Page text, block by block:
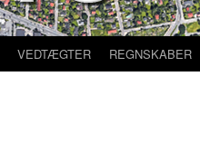
VEDTÆGTER REGNSKABER